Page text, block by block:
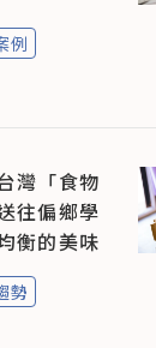
例
灣「食物
往偏鄉學
衡的美味
勢